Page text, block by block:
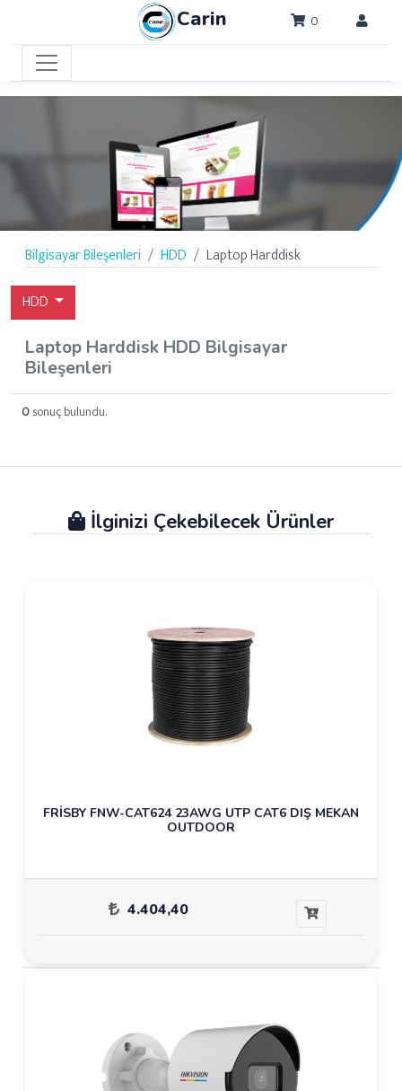
Carin 0
Bilgisayar Bileşenleri HDD
Laptop Harddisk
HDD
Laptop Harddisk HDD Bilgisayar
Bileşenleri
0sonuç bulundu.
İlginizi Çekebilecek Ürünler
FRİSBY FNW-CAT624 23AWG UTP CAT6 DIŞ MEKAN
OUTDOOR
4.404,40